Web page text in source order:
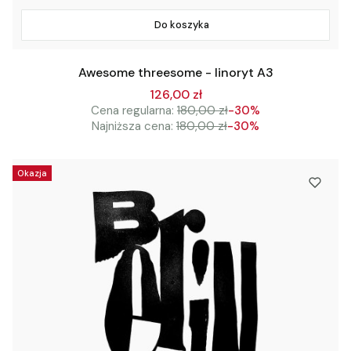
Do koszyka
Awesome threesome - linoryt A3
126,00 zł
Cena regularna: 180,00 zł-30%
Najniższa cena: 180,00 zł-30%
Okazja